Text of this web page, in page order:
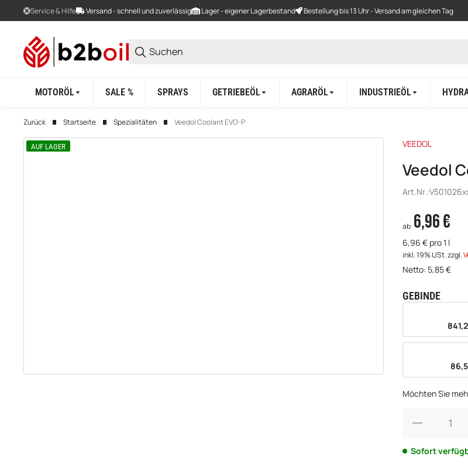
Service & Hilfe Versand - schnell und zuverlässig Lager - eigener Lagerbestand Bestellung bis 13 Uhr - Versand am gleichen Tag
MOTORÖL SALE % SPRAYS GETRIEBEÖL AGRARÖL INDUSTRIEÖL
Zurück Startseite Spezialitäten Veedol Coolant EVO-P
AUF LAGER VEEDOL
Veedol
Art.Nr.:
ab 6,96 €
6,96 € pro 1 l
inkl. 19% USt.zzgl.
Netto: 5,85€
GEBINDE
Möchten Sie
Sofort